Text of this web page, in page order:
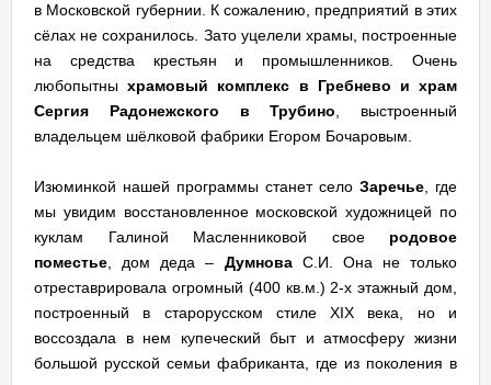
в Московской губернии. К сожалению, предприятий в этих
сёлах не сохранилось. Зато уцелели храмы, построенные
на средства крестьян и промышленников. Очень
любопытныхрамовый комплекс в Гребнево и храм
Сергия Радонежского в Трубино , выстроенный
владельцем шёлковой фабрики Егором Бочаровым.
Изюминкой нашей программы станет село Заречье , где
мы увидим восстановленное московской художницей по
куклам Галиной Масленниковой свое родовое
поместье , дом деда – ДумноваС.И. Она не только
отреставрировала огромный (400 кв.м.) 2-х этажный дом,
построенный в старорусском стиле ХIХ века, но и
воссоздала в нем купеческий быт и атмосферу жизни
большой русской семьи фабриканта, где из поколения в